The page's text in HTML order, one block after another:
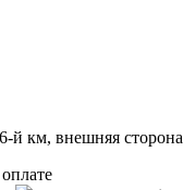
км, внешняя сторона